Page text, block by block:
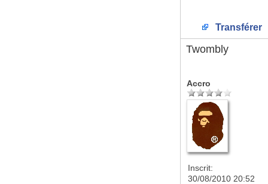
Transférer
Twombly
Accro
Inscrit:
30/08/2010 20:52